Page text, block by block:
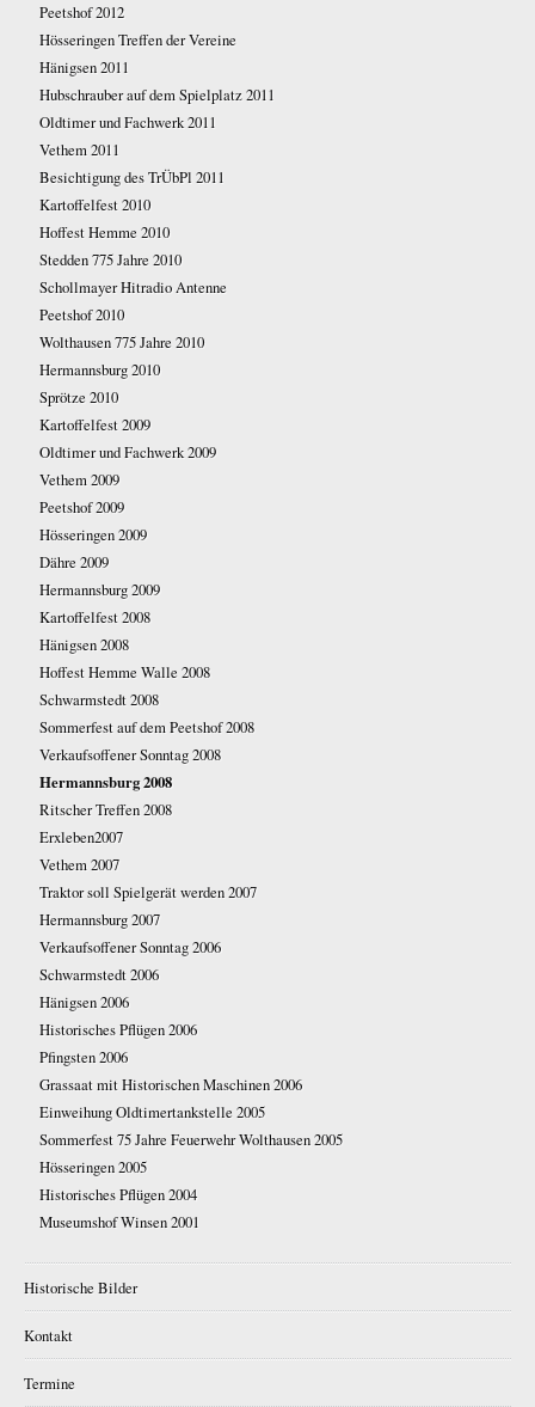
Peetshof 2012
Hösseringen Treffen der Vereine
Hänigsen 2011
Hubschrauber auf dem Spielplatz 2011
Oldtimer und Fachwerk 2011
Vethem 2011
Besichtigung des TrÜbPl 2011
Kartoffelfest 2010
Hoffest Hemme 2010
Stedden 775 Jahre 2010
Schollmayer Hitradio Antenne
Peetshof 2010
Wolthausen 775 Jahre 2010
Hermannsburg 2010
Sprötze 2010
Kartoffelfest 2009
Oldtimer und Fachwerk 2009
Vethem 2009
Peetshof 2009
Hösseringen 2009
Dähre 2009
Hermannsburg 2009
Kartoffelfest 2008
Hänigsen 2008
Hoffest Hemme Walle 2008
Schwarmstedt 2008
Sommerfest auf dem Peetshof 2008
Verkaufsoffener Sonntag 2008
Hermannsburg 2008
Ritscher Treffen 2008
Erxleben2007
Vethem 2007
Traktor soll Spielgerät werden 2007
Hermannsburg 2007
Verkaufsoffener Sonntag 2006
Schwarmstedt 2006
Hänigsen 2006
Historisches Pflügen 2006
Pfingsten 2006
Grassaat mit Historischen Maschinen 2006
Einweihung Oldtimertankstelle 2005
Sommerfest 75 Jahre Feuerwehr Wolthausen 2005
Hösseringen 2005
Historisches Pflügen 2004
Museumshof Winsen 2001
Historische Bilder
Kontakt
Termine